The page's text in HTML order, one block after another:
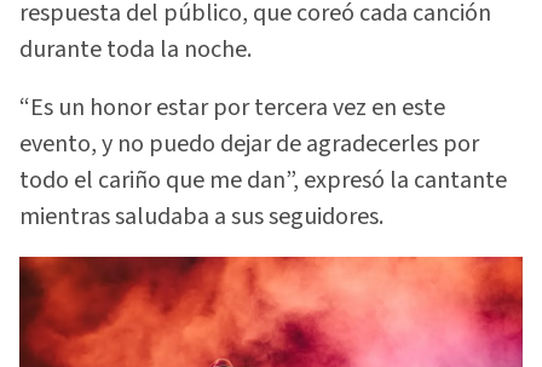
respuesta del público, que coreó cada canción
durante toda la noche.
“Es un honor estar por tercera vez en este
evento, y no puedo dejar de agradecerles por
todo el cariño que me dan”, expresó la cantante
mientras saludaba a sus seguidores.